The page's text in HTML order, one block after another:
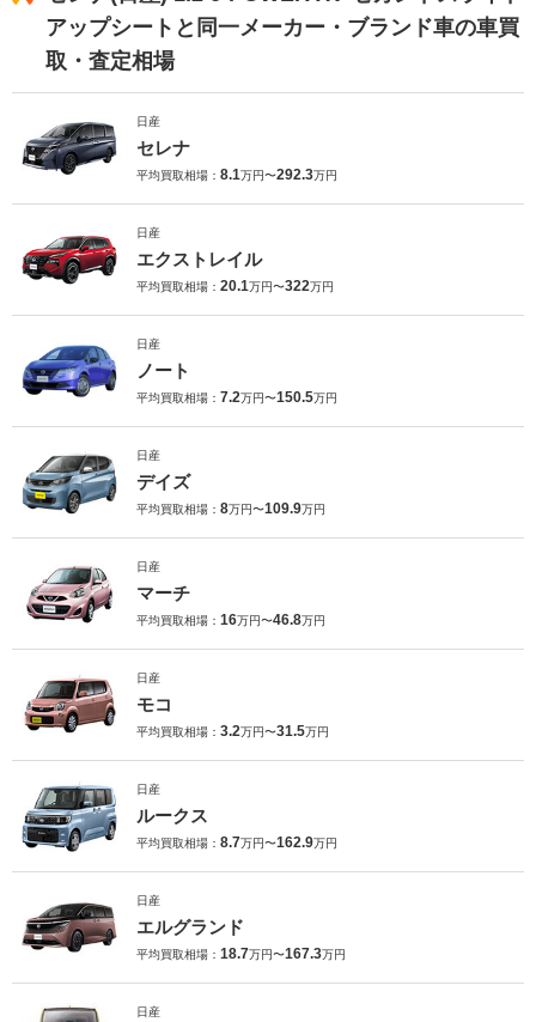
アップシートと同一メーカー・ブランド車の車買
取・査定相場
日産
セレナ
平均買取相場： 8.1万円〜292.3万円
日産
エクストレイル
平均買取相場： 20.1万円〜322万円
日産
ノート
平均買取相場： 7.2万円〜150.5万円
日産
デイズ
平均買取相場： 8万円〜109.9万円
日産
マーチ
平均買取相場： 16万円〜46.8万円
日産
モコ
平均買取相場： 3.2万円〜31.5万円
日産
ルークス
平均買取相場： 8.7万円〜162.9万円
日産
エルグランド
平均買取相場： 18.7万円〜167.3万円
日産